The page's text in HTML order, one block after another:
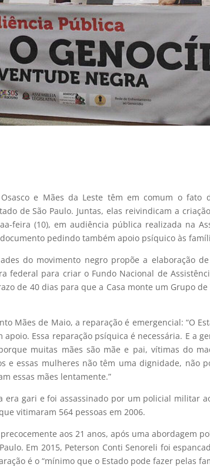
e Mães da Leste têm em comum o fato
de São Paulo. Juntas, elas reivindicam a
feira (10), em audiência pública realizada na
pedindo também apoio psíquico às
do movimento negro propõe a elaboração
federal para criar o Fundo Nacional de
de 40 dias para que a Casa monte um Grupo
Mães de Maio, a reparação é emergencial: “O
Essa reparação psíquica é necessária. E a
muitas mães são mãe e pai, vítimas do
e essas mulheres não têm uma dignidade, não
essas mães lentamente.”
era gari e foi assassinado por um policial militar
vitimaram 564 pessoas em 2006.
aos 21 anos, após uma abordagem
Em 2015, Peterson Conti Senoreli foi
é o “mínimo que o Estado pode fazer pelas